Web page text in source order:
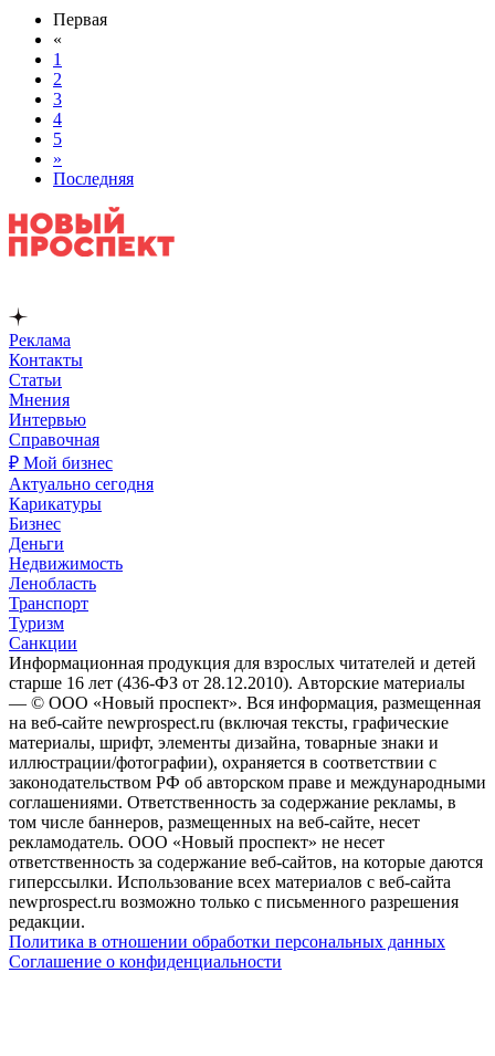
Первая
«
1
2
3
4
5
»
Последняя
Реклама
Контакты
Статьи
Мнения
Интервью
Справочная
₽ Мой бизнес
Актуально сегодня
Карикатуры
Бизнес
Деньги
Недвижимость
Ленобласть
Транспорт
Туризм
Санкции
Информационная продукция для взрослых читателей и детей
старше 16 лет (436-ФЗ от 28.12.2010). Авторские материалы
— © ООО «Новый проспект». Вся информация, размещенная
на веб-сайте newprospect.ru (включая тексты, графические
материалы, шрифт, элементы дизайна, товарные знаки и
иллюстрации/фотографии), охраняется в соответствии с
законодательством РФ об авторском праве и международными
соглашениями. Ответственность за содержание рекламы, в
том числе баннеров, размещенных на веб-сайте, несет
рекламодатель. ООО «Новый проспект» не несет
ответственность за содержание веб-сайтов, на которые даются
гиперссылки. Использование всех материалов с веб-сайта
newprospect.ru возможно только с письменного разрешения
редакции.
Политика в отношении обработки персональных данных
Соглашение о конфиденциальности